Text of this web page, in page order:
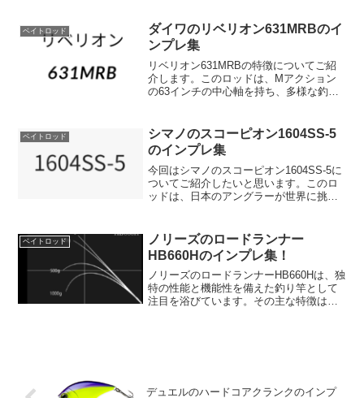
タンスを保ちながら効果的にアプローチ
する...
ベイトロッド
ダイワのリベリオン631MRBのイ
ンプレ集
リベリオン631MRBの特徴についてご紹
介します。このロッドは、Mアクション
の63インチの中心軸を持ち、多様な釣り
ネスからヘビーダウンショット、ライト
テキサスの撃ち...
ベイトロッド
シマノのスコーピオン1604SS-5
のインプレ集
今回はシマノのスコーピオン1604SS-5に
ついてご紹介したいと思います。このロ
ッドは、日本のアングラーが世界に挑戦
す。その特徴を詳しく見ていきましょ
う。【ハイパワース...
ベイトロッド
ノリーズのロードランナー
HB660Hのインプレ集！
ノリーズのロードランナーHB660Hは、独
特の性能と機能性を備えた釣り竿として
注目を浴びています。その主な特徴は、
デュエルのハードコアクランクのインプ